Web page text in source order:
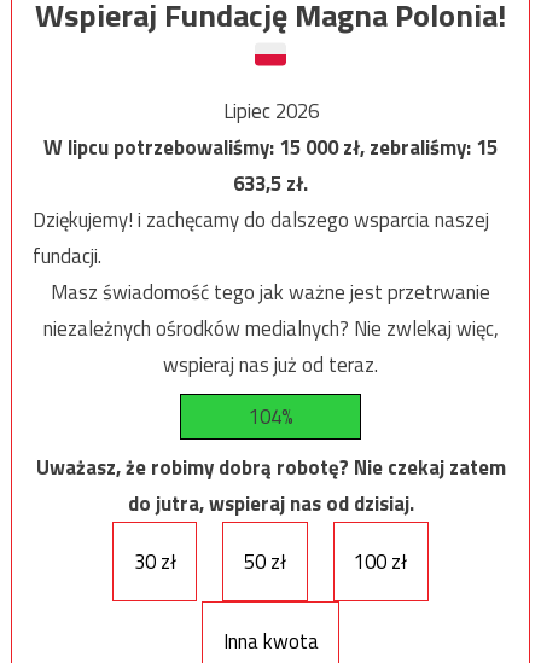
Wspieraj Fundację Magna Polonia!
Lipiec 2026
W lipcu potrzebowaliśmy:15 000zł, zebraliśmy:15
633,5zł.
Dziękujemy! i zachęcamy do dalszego wsparcia naszej
fundacji.
Masz świadomość tego jak ważne jest przetrwanie
niezależnych ośrodków medialnych? Nie zwlekaj więc,
wspieraj nas już od teraz.
104%
Uważasz, że robimy dobrą robotę? Nie czekaj zatem
do jutra, wspieraj nas od dzisiaj.
30 zł
50 zł 100 zł
Inna kwota